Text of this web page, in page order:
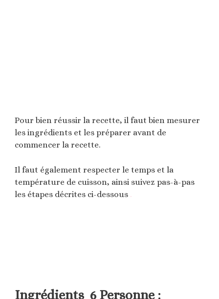
Pour bien réussir la recette, il faut bien mesurer
les ingrédients et les préparer avant de
commencer la recette.
Il faut également respecter le temps et la
température de cuisson, ainsi suivez pas-à-pas
les étapes décrites ci-dessous .
Ingrédients 6 Personne :